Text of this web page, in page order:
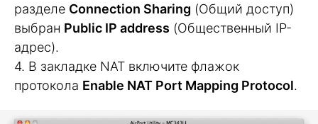
разделе Connection Sharing (Общий доступ)
выбран Public IP address (Общественный IP-
адрес).
4. В закладке NAT включите флажок
протокола Enable NAT Port Mapping Protocol.